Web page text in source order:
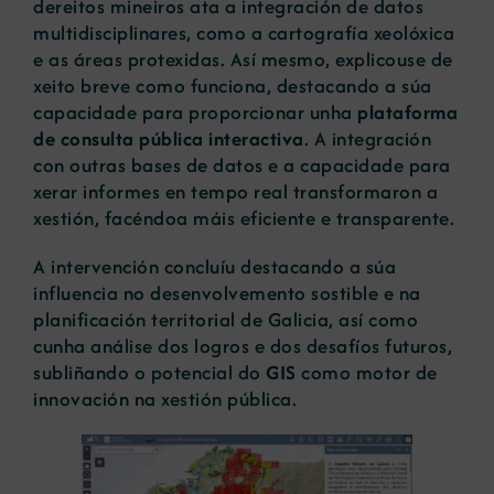
dereitos mineiros ata a integración de datos
multidisciplinares, como a cartografía xeolóxica
e as áreas protexidas. Así mesmo, explicouse de
xeito breve como funciona, destacando a súa
capacidade para proporcionar unha plataforma
de consulta pública interactiva. A integración
con outras bases de datos e a capacidade para
xerar informes en tempo real transformaron a
xestión, facéndoa máis eficiente e transparente.
A intervención concluíu destacando a súa
influencia no desenvolvemento sostible e na
planificación territorial de Galicia, así como
cunha análise dos logros e dos desafíos futuros,
subliñando o potencial do GIS como motor de
innovación na xestión pública.